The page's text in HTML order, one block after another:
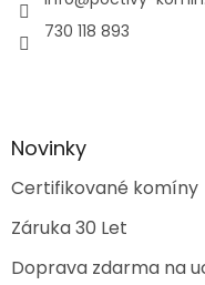
730 118 893
Novinky
Certifikované komíny
Záruka 30 Let
Doprava zdarma na